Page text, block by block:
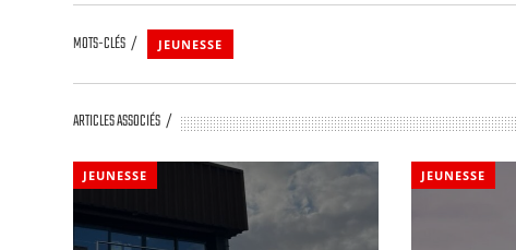
MOTS-CLÉS JEUNESSE
ARTICLES ASSOCIÉS
JEUNESSE JEUNESSE